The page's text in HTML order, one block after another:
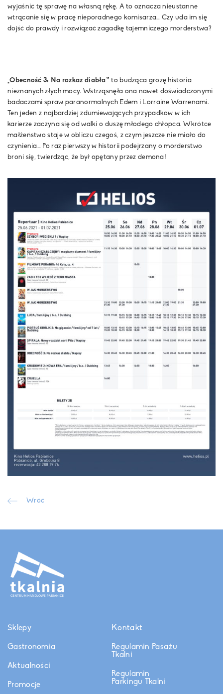
wyjaśnić tę sprawę na własną rękę. A to oznacza nieustanne
wtrącanie się w pracę nieporadnego komisarza… Czy uda im się
dojść do prawdy i rozwiązać zagadkę tajemniczego morderstwa?
„Obecność 3: Na rozkaz diabła” to budząca grozę historia
nieznanych złych mocy. Wstrząsnęła ona nawet doświadczonymi
badaczami spraw paranormalnych Edem i Lorraine Warrenami.
Ten jeden z najbardziej zdumiewających przypadków w ich
karierze zaczyna się od walki o duszę młodego chłopca. Wkrótce
małżeństwo staje w obliczu czegoś, z czym jeszcze nie miało do
czynienia… Po raz pierwszy w historii podejrzany o morderstwo
broni się, twierdząc, że był opętany przez demona!
Wróć
Sklepy
Gastronomia
Aktualności
Promocje
Kontakt
Regulamin Pasażu
Tkalni
Regulamin
Parkingu Tkalni